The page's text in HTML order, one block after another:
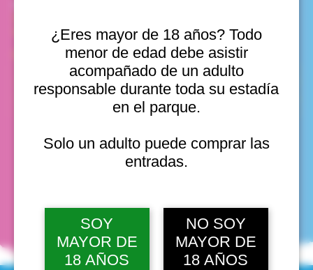
¿Eres mayor de 18 años? Todo
menor de edad debe asistir
acompañado de un adulto
responsable durante toda su estadía
en el parque.
Solo un adulto puede comprar las
entradas.
SOY
MAYOR DE
18 AÑOS
NO SOY
MAYOR DE
18 AÑOS
Valparaíso, Chile
Otras fechas
dom, 09 ago, 10:00 a. m.
dom, 09 ago, 11:00 a. m.
dom, 09 ago, 12:00 p. m.
Ver 20
fechas